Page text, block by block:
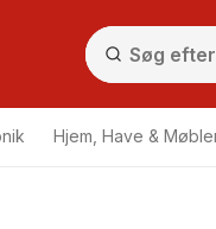
Hjem, Have &